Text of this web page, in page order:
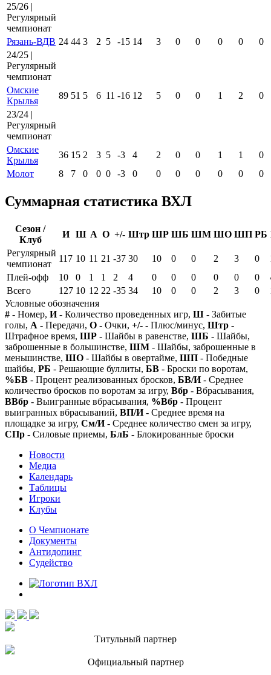
25/26 |
Регулярный
чемпионат
Рязань-ВДВ 24 44 3 2 5 -15 14 3 0 0 0 0
0
24/25 |
Регулярный
чемпионат
Омские
Крылья
89 51 5 6 11 -16 12 5 0 0 1 2
0
23/24 |
Регулярный
чемпионат
Омские
Крылья
36 15 2 3 5 -3 4 2 0 0 1 1
0
Молот
8 7 0 0 0 -3 0 0 0 0 0 0 0
Суммарная статистика ВХЛ
Сезон /
Клуб
И Ш А О +/- Штр ШР ШБ ШМ ШО ШП РБ
Регулярный
чемпионат
117 10 11 21 -37 30 10 0 0 2 3 0
Плей-офф
10 0 1 1 2 4 0 0 0 0 0 0
Всего
127 10 12 22 -35 34 10 0 0 2 3 0
Условные обозначения
# - Номер, И- Количество проведенных игр, Ш - Забитые
голы, А - Передачи, О - Очки, +/- - Плюс/минус, Штр -
Штрафное время, ШР - Шайбы в равенстве, ШБ - Шайбы,
заброшенные в большинстве, ШМ - Шайбы, заброшенные в
меньшинстве, ШО - Шайбы в овертайме, ШП - Победные
шайбы, РБ - Решающие буллиты, БВ - Броски по воротам,
%БВ - Процент реализованных бросков, БВ/И- Среднее
количество бросков по воротам за игру, Вбр - Вбрасывания,
ВВбр - Выигранные вбрасывания, %Вбр - Процент
выигранных вбрасываний, ВП/И- Среднее время на
площадке за игру, См/И- Среднее количество смен за игру,
СПр - Силовые приемы, БлБ - Блокированные броски
Новости
Медиа
Календарь
Таблицы
Игроки
Клубы
О Чемпионате
Документы
Антидопинг
Судейство
Титульный партнер
Официальный партнер